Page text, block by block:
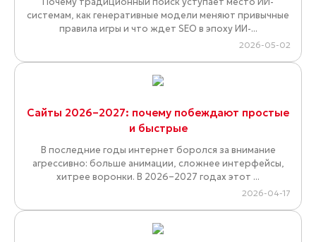
системам, как генеративные модели меняют привычные
правила игры и что ждет SEO в эпоху ИИ-...
2026-05-02
Сайты 2026–2027: почему побеждают простые
и быстрые
В последние годы интернет боролся за внимание
агрессивно: больше анимации, сложнее интерфейсы,
хитрее воронки. В 2026–2027 годах этот ...
2026-04-17